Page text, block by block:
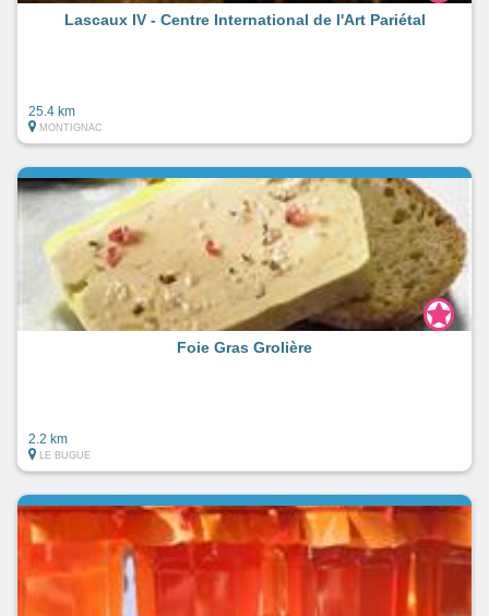
Lascaux IV - Centre International de l'Art Pariétal
25.4 km
MONTIGNAC
Foie Gras Grolière
2.2 km
LE BUGUE